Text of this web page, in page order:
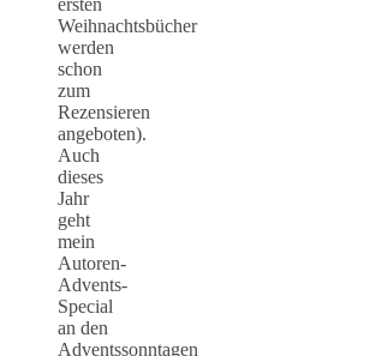
ersten
Weihnachtsbücher
werden
schon
zum
Rezensieren
angeboten).
Auch
dieses
Jahr
geht
mein
Autoren-
Advents-
Special
an den
Adventssonntagen